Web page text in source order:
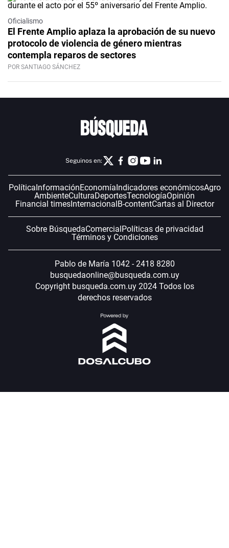
Oficialismo
El Frente Amplio aplaza la aprobación de su nuevo
protocolo de violencia de género mientras
contempla reparos de sectores
POR SANTIAGO SÁNCHEZ
Seguinos en:
PolíticaInformaciónEconomíaIndicadores económicosAgro
AmbienteCulturaDeportesTecnologíaOpinión
Financial timesInternacionalB-contentCartas al Director
Sobre BúsquedaComercialPolíticas de privacidad
Términos y Condiciones
Pablo de María 1042 - 2418 8280
busquedaonline@busqueda.com.uy
Copyright busqueda.com.uy 2024 Todos los
derechos reservados